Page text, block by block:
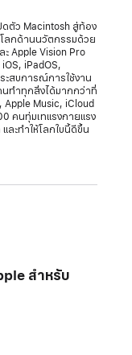
ตัว Macintosh สู่ท้อง
ลกด้านนวัตกรรมด้วย
Apple Vision Pro
iPadOS,
ะสบการณ์การใช้งาน
ทำทุกสิ่งได้มากกว่าที่
Apple Music, iCloud
คนทุ่มเทแรงกายแรง
ะทำให้โลกใบนี้ดีขึ้น
สำหรับ